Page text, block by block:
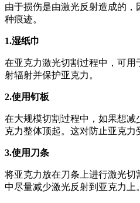
由于损伤是由激光反射造成的
种痕迹。
1.湿纸巾
在亚克力激光切割过程中，可用
射辐射并保护亚克力。
2.使用钉板
在大规模切割过程中，如果想减
克力整体顶起。这对防止亚克力
3.使用刀条
将亚克力放在刀条上进行激光
中尽量减少激光反射到亚克力上